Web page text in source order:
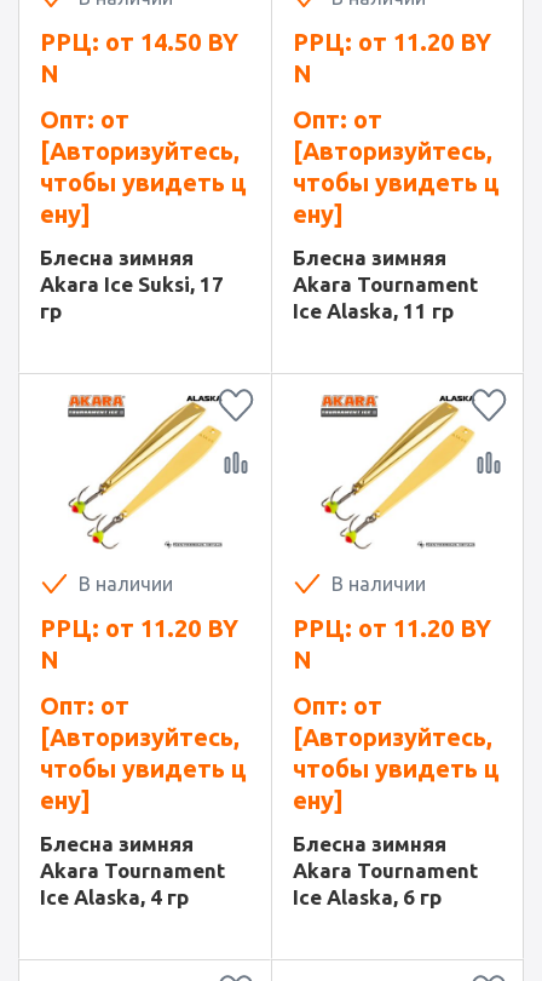
РРЦ: от 14.50 BY
N
Опт: от
[Авторизуйтесь,
чтобы увидеть ц
ену]
Блесна зимняя
Akara Ice Suksi, 17
гр
РРЦ: от 11.20 BY
N
Опт: от
[Авторизуйтесь,
чтобы увидеть ц
ену]
Блесна зимняя
Akara Tournament
Ice Alaska, 11 гр
В наличии
РРЦ: от 11.20 BY
N
Опт: от
[Авторизуйтесь,
чтобы увидеть ц
ену]
Блесна зимняя
Akara Tournament
Ice Alaska, 4 гр
В наличии
РРЦ: от 11.20 BY
N
Опт: от
[Авторизуйтесь,
чтобы увидеть ц
ену]
Блесна зимняя
Akara Tournament
Ice Alaska, 6 гр